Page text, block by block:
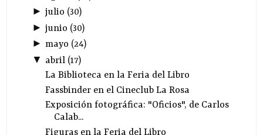
► julio (30)
► junio (30)
► mayo (24)
▼ abril(17)
La Biblioteca en la Feria del Libro
Fassbinder en el Cineclub La Rosa
Exposición fotográfica: "Oficios", de Carlos
Calab...
Figuras en la Feria del Libro